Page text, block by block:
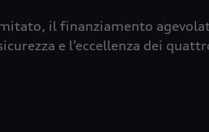
il finanziamento
e l’eccellenza dei